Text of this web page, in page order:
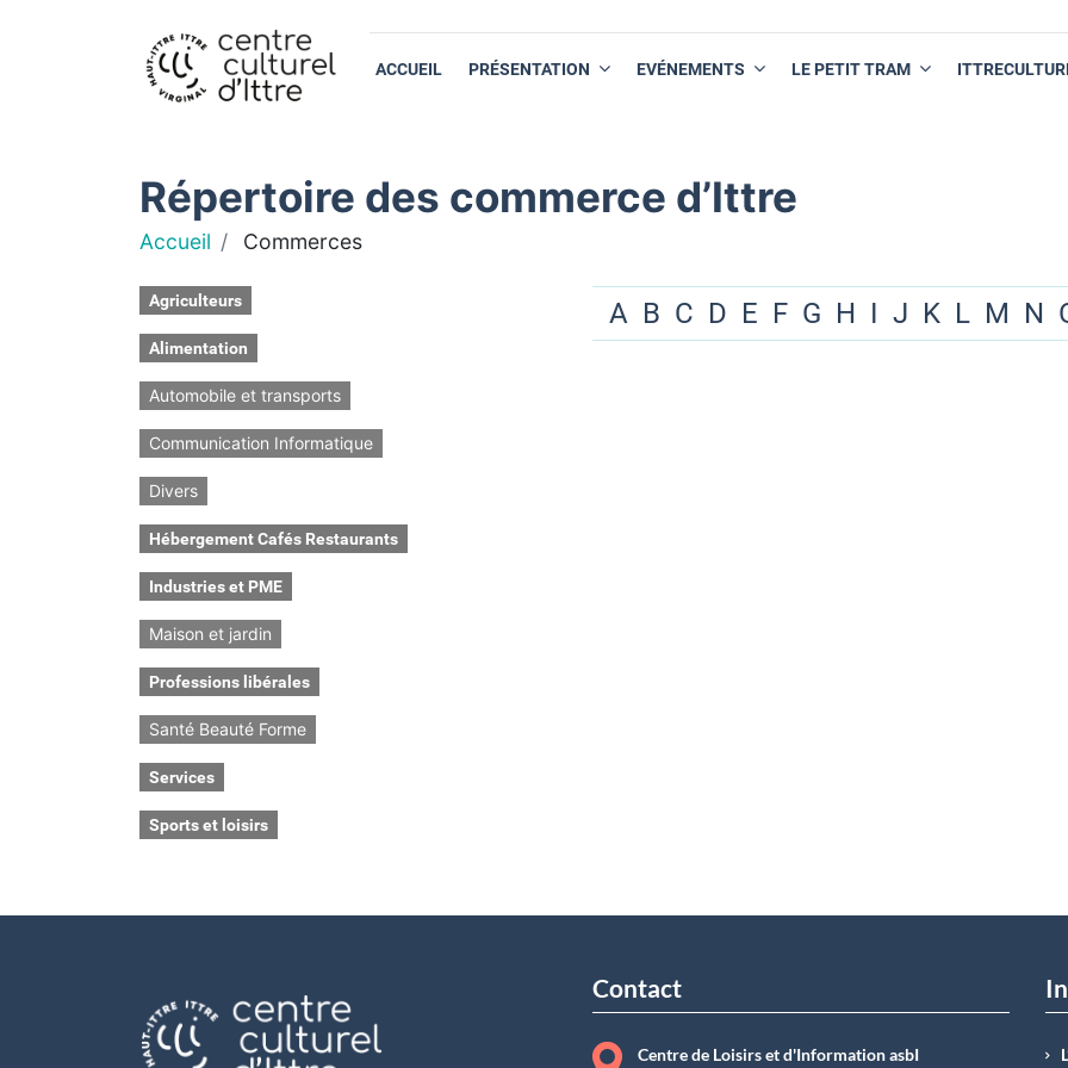
ACCUEIL PRÉSENTATION EVÉNEMENTS LE PETIT TRAM
Répertoire des commerce d’Ittre
Accueil Commerces
Agriculteurs
Alimentation
Automobile et transports
Communication Informatique
Divers
Hébergement Cafés Restaurants
Industries et PME
Maison et jardin
Professions libérales
Santé Beauté Forme
Services
Sports et loisirs
A B C D E F G H I J K L M N
Contact
Centre de Loisirs et d'Information asbI